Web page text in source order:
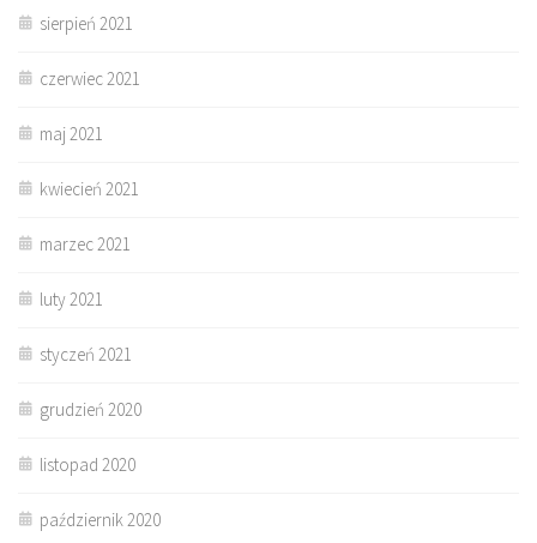
sierpień 2021
czerwiec 2021
maj 2021
kwiecień 2021
marzec 2021
luty 2021
styczeń 2021
grudzień 2020
listopad 2020
październik 2020